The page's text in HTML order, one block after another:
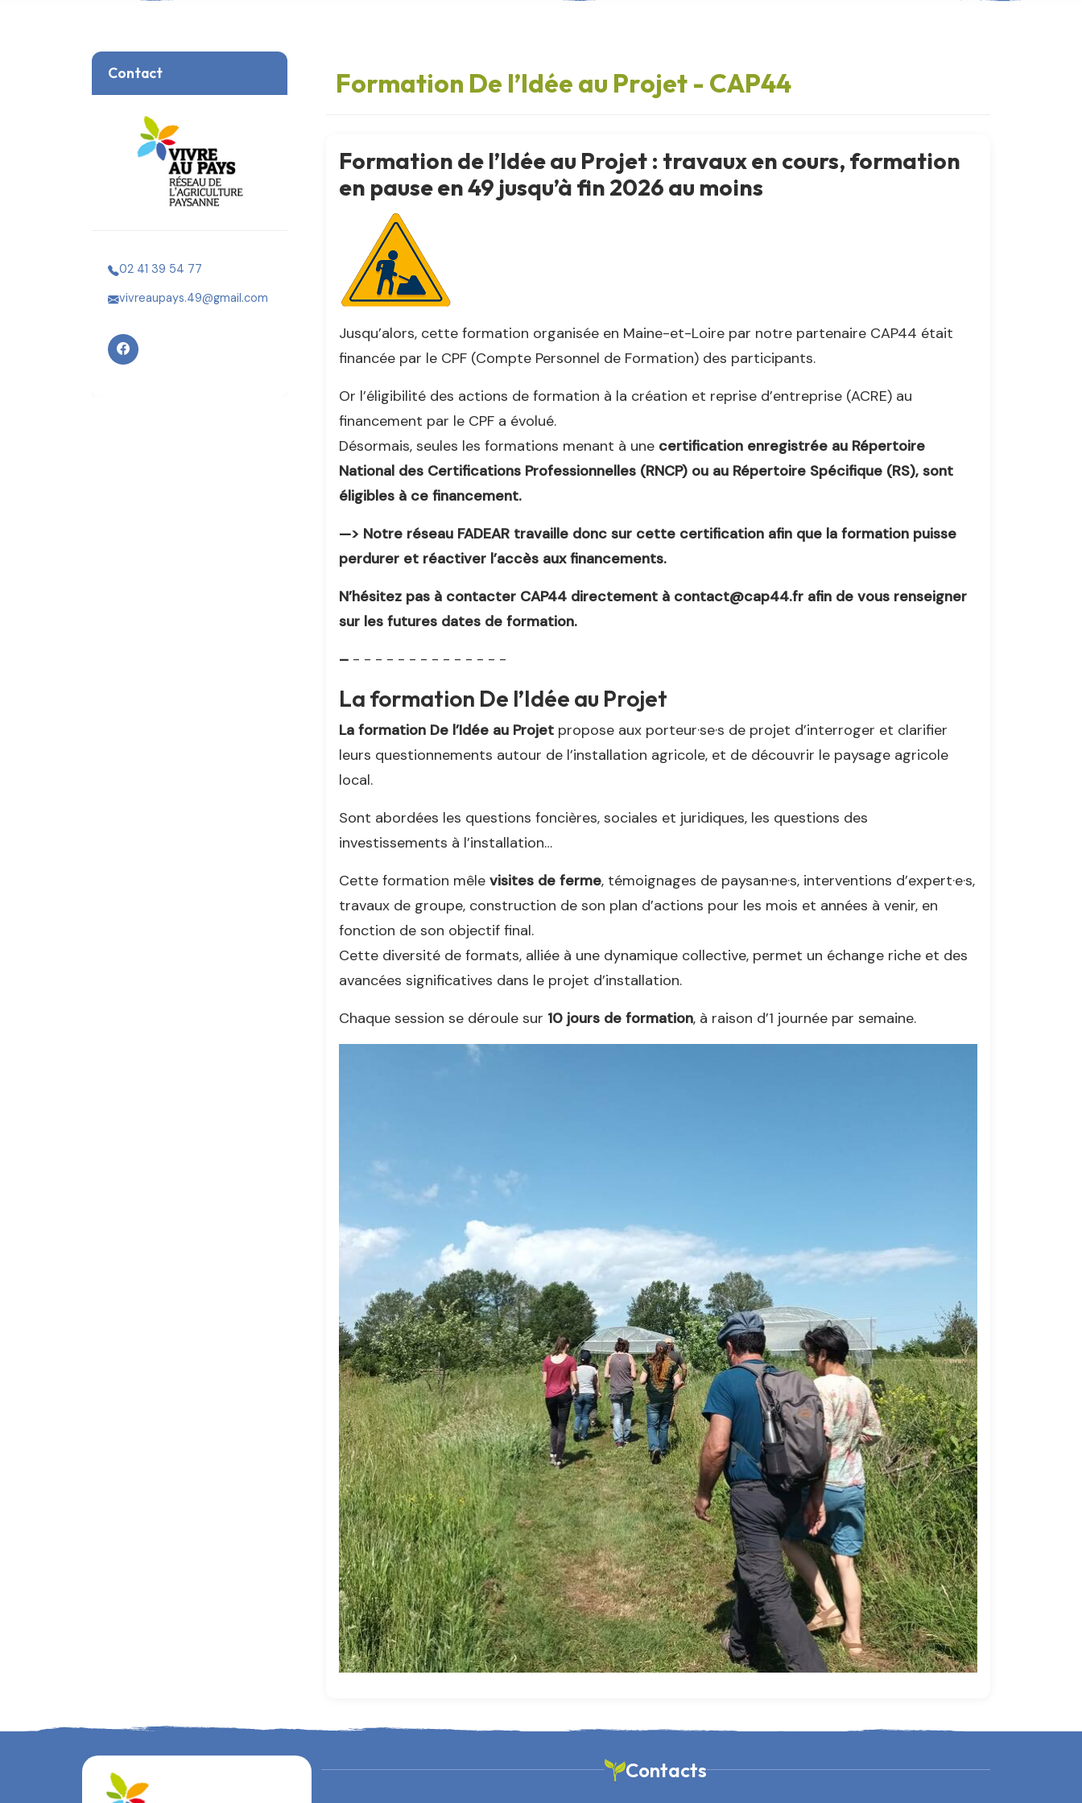
Contact
02 41 39 54 77
vivreaupays.49@gmail.com
Formation De l’Idée au Projet - CAP44
Formation de l’Idée au Projet : travaux en cours, formation
en pause en 49 jusqu’à fin 2026 au moins
Jusqu’alors, cette formation organisée en Maine-et-Loire par notre partenaire CAP44 était
financée par le CPF (Compte Personnel de Formation) des participants.
Or l’éligibilité des actions de formation à la création et reprise d’entreprise (ACRE) au
financement par le CPF a évolué.
Désormais, seules les formations menant à une certification enregistrée au Répertoire
National des Certifications Professionnelles (RNCP) ou au Répertoire Spécifique (RS), sont
éligibles à ce financement.
—> Notre réseau FADEAR travaille donc sur cette certification afin que la formation puisse
perdurer et réactiver l’accès aux financements.
N’hésitez pas à contacter CAP44 directement à contact@cap44.fr afin de vous renseigner
sur les futures dates de formation.
– - - - - - - - - - - - - - -
La formation De l’Idée au Projet
La formation De l’Idée au Projet propose aux porteur·se·s de projet d’interroger et clarifier
leurs questionnements autour de l’installation agricole, et de découvrir le paysage agricole
local.
Sont abordées les questions foncières, sociales et juridiques, les questions des
investissements à l’installation…
Cette formation mêle visites de ferme, témoignages de paysan·ne·s, interventions d’expert·e·s,
travaux de groupe, construction de son plan d’actions pour les mois et années à venir, en
fonction de son objectif final.
Cette diversité de formats, alliée à une dynamique collective, permet un échange riche et des
avancées significatives dans le projet d’installation.
Chaque session se déroule sur 10 jours de formation, à raison d’1 journée par semaine.
Contacts